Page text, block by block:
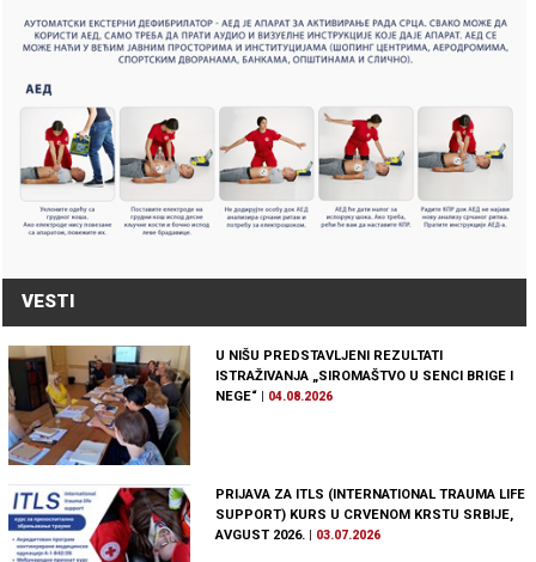
VESTI
U NIŠU PREDSTAVLJENI REZULTATI
ISTRAŽIVANJA „SIROMAŠTVO U SENCI BRIGE I
NEGE“ | 04.08.2026
PRIJAVA ZA ITLS (INTERNATIONAL TRAUMA LIFE
SUPPORT) KURS U CRVENOM KRSTU SRBIJE,
AVGUST 2026.
03.07.2026